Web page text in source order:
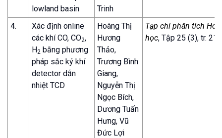
lowland basin
Trinh
4.
Xác định online
các khí CO, CO2,
H2 bằng phương
pháp sắc ký khí
detector dẫn
nhiệt TCD
Hoàng Thị
Hương
Thảo,
Trương Bình
Giang,
Nguyễn Thị
Ngọc Bích,
Dương Tuấn
Hưng, Vũ
Đức Lợi
Tạp chí phân tích
học, Tập 25 (3), tr.